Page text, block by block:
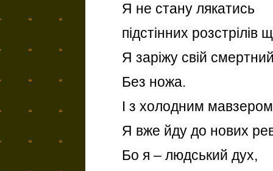
Я не стану лякатись
підстінних розстрілів
Я заріжу свій
Без ножа.
І з холодним мавзером
Я вже йду до нових
Бо я – людський дух,